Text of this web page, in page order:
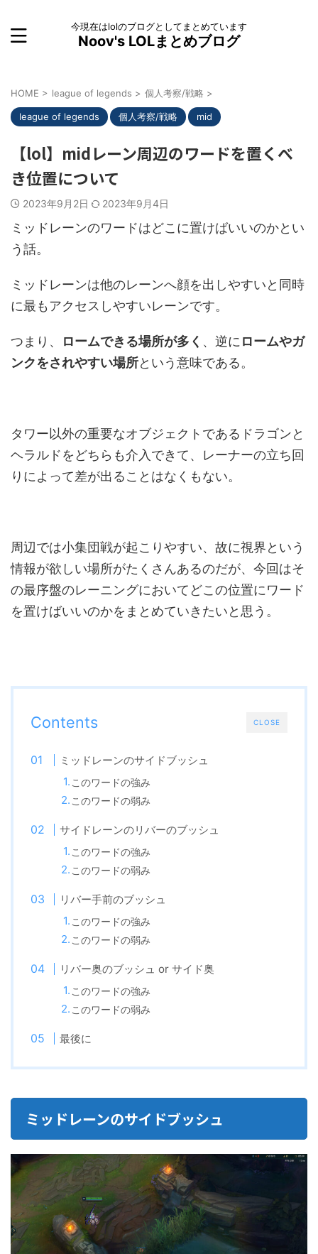
今現在はlolのブログとしてまとめています
Noov's LOLまとめブログ
HOME > league of legends > 個人考察/戦略 >
league of legends 個人考察/戦略 mid
【lol】midレーン周辺のワードを置くべ
き位置について
2023年9月2日 2023年9月4日
ミッドレーンのワードはどこに置けばいいのかとい
う話。
ミッドレーンは他のレーンへ顔を出しやすいと同時
に最もアクセスしやすいレーンです。
つまり、 ロームできる場所が多く 、逆に ロームやガ
ンクをされやすい場所という意味である。
タワー以外の重要なオブジェクトであるドラゴンと
ヘラルドをどちらも介入できて、レーナーの立ち回
りによって差が出ることはなくもない。
周辺では小集団戦が起こりやすい、故に視界という
情報が欲しい場所がたくさんあるのだが、今回はそ
の最序盤のレーニングにおいてどこの位置にワード
を置けばいいのかをまとめていきたいと思う。
CLOSE
Contents
ミッドレーンのサイドブッシュ
このワードの強み
このワードの弱み
サイドレーンのリバーのブッシュ
このワードの強み
このワードの弱み
リバー手前のブッシュ
このワードの強み
このワードの弱み
リバー奥のブッシュ or サイド奥
このワードの強み
このワードの弱み
最後に
ミッドレーンのサイドブッシュ